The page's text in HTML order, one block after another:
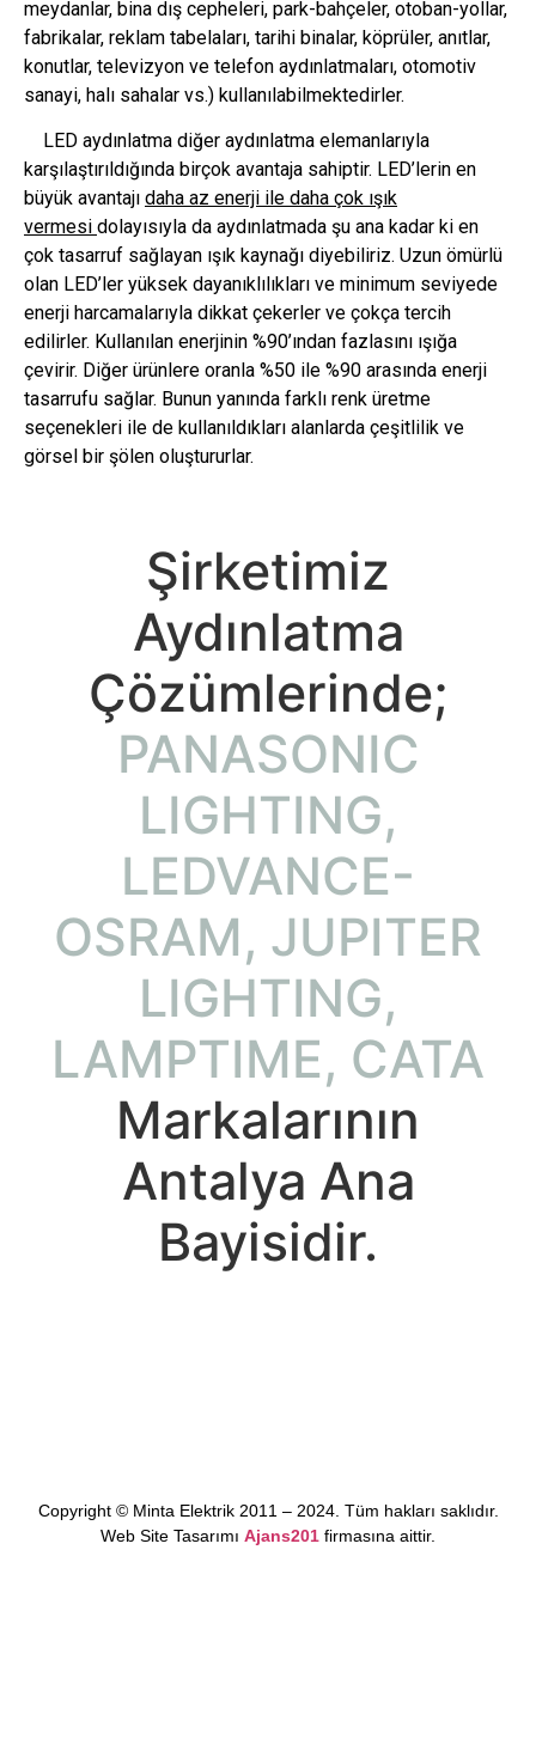
meydanlar, bina dış cepheleri, park-bahçeler, otoban-yollar,
fabrikalar, reklam tabelaları, tarihi binalar, köprüler, anıtlar,
konutlar, televizyon ve telefon aydınlatmaları, otomotiv
sanayi, halı sahalar vs.) kullanılabilmektedirler.
LED aydınlatma diğer aydınlatma elemanlarıyla
karşılaştırıldığında birçok avantaja sahiptir. LED’lerin en
büyük avantajı daha az enerji ile daha çok ışık
vermesi dolayısıyla da aydınlatmada şu ana kadar ki en
çok tasarruf sağlayan ışık kaynağı diyebiliriz. Uzun ömürlü
olan LED’ler yüksek dayanıklılıkları ve minimum seviyede
enerji harcamalarıyla dikkat çekerler ve çokça tercih
edilirler. Kullanılan enerjinin %90’ından fazlasını ışığa
çevirir. Diğer ürünlere oranla %50 ile %90 arasında enerji
tasarrufu sağlar. Bunun yanında farklı renk üretme
seçenekleri ile de kullanıldıkları alanlarda çeşitlilik ve
görsel bir şölen oluştururlar.
Şirketimiz
Aydınlatma
Çözümlerinde;
PANASONIC
LIGHTING,
LEDVANCE-
OSRAM, JUPITER
LIGHTING,
LAMPTIME, CATA
Markalarının
Antalya Ana
Bayisidir.
Copyright © Minta Elektrik 2011 – 2024. Tüm hakları saklıdır.
Web Site Tasarımı Ajans201 firmasına aittir.